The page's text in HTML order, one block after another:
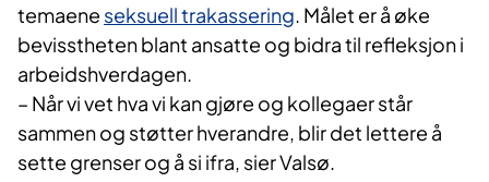
temaene seksuell trakassering. Målet er å øke
bevisstheten blant ansatte og bidra til refleksjon i
arbeidshverdagen.
– Når vi vet hva vi kan gjøre og kollegaer står
sammen og støtter hverandre, blir det lettere å
sette grenser og å si ifra, sier Valsø.